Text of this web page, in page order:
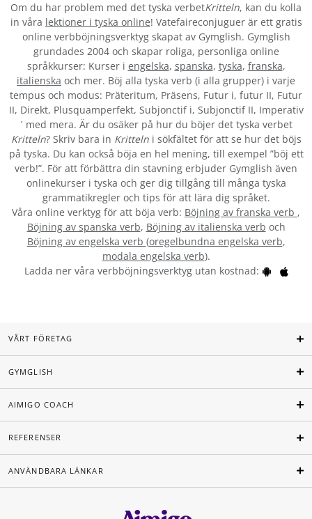
Om du har problem med det tyska verbetKritteln, kan du kolla
in våra lektioner i tyska online! Vatefaireconjuguer är ett gratis
online verbböjningsverktyg skapat av Gymglish. Gymglish
grundades 2004 och skapar roliga, personliga online
språkkurser: Kurser i engelska, spanska, tyska, franska,
italienska och mer. Böj alla tyska verb (i alla grupper) i varje
tempus och modus: Präteritum, Präsens, Futur i, futur II, Futur
II, Direkt, Plusquamperfekt, Subjonctif i, Subjonctif II, Imperativ
´ med mera. Är du osäker på hur du böjer det tyska verbet
Kritteln? Skriv bara in Krittelni sökfältet för att se hur det böjs
på tyska. Du kan också böja en hel mening, till exempel ”böj ett
verb!”. För att förbättra din stavning erbjuder Gymglish även
onlinekurser i tyska och ger dig tillgång till många tyska
grammatikregler och tips för att lära dig språket.
Våra online verktyg för att böja verb: Böjning av franska verb ,
Böjning av spanska verb, Böjning av italienska verb och
Böjning av engelska verb (oregelbundna engelska verb,
modala engelska verb).
Ladda ner våra verbböjningsverktyg utan kostnad:
VÅRT FÖRETAG
GYMGLISH
AIMIGO COACH
REFERENSER
ANVÄNDBARA LÄNKAR